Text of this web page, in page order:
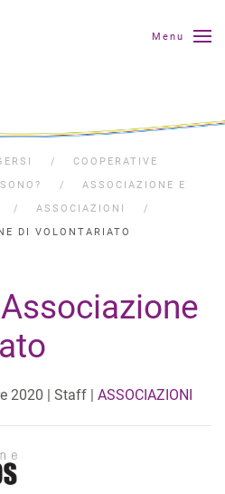
Menu
COOPERATIVE
ASSOCIAZIONE E
ASSOCIAZIONI
DI VOLONTARIATO
2020 | Staff | ASSOCIAZIONI